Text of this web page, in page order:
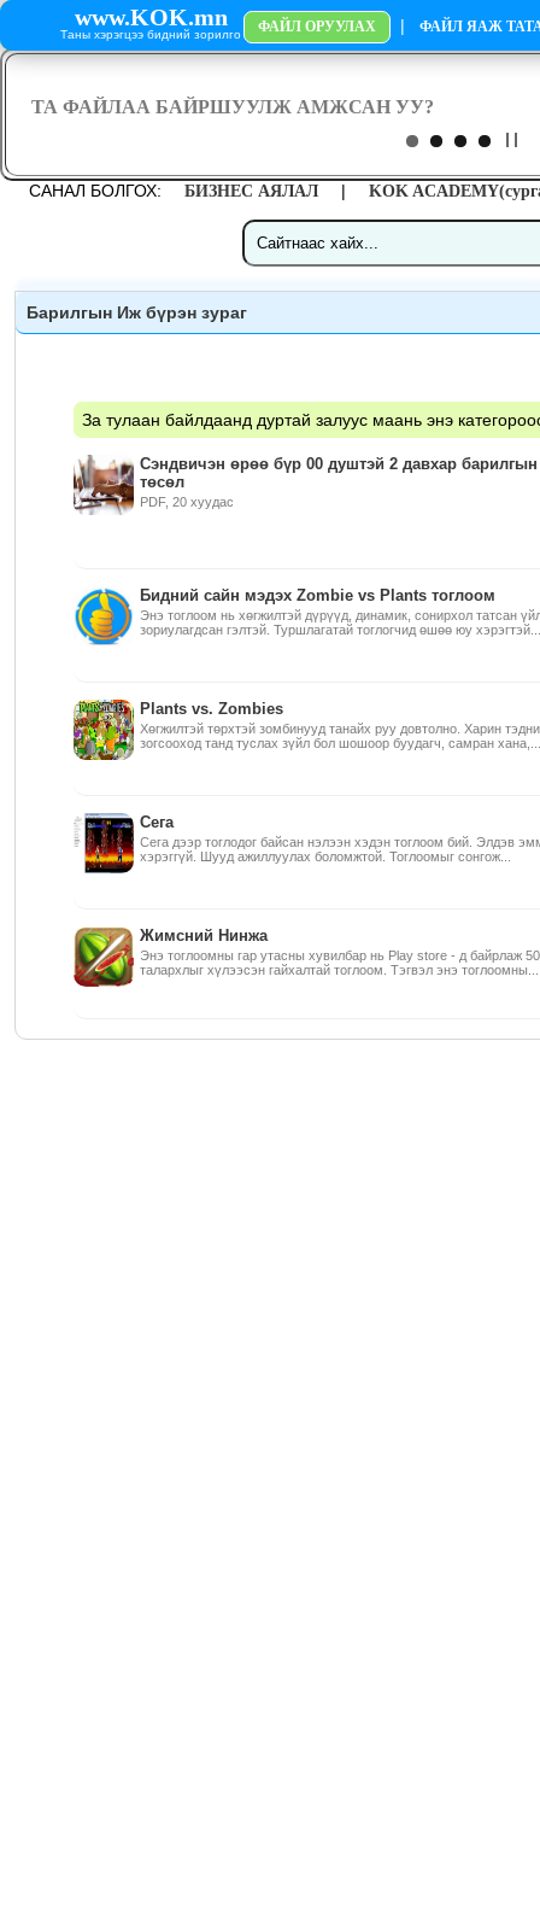
www.KOK.mn
Таны хэрэгцээ бидний зорилго ФАЙЛ ОРУУЛАХ | ФАЙЛ ЯАЖ
САНАЛ БОЛГОХ: БИЗНЕС АЯЛАЛ | KOK
Барилгын Иж бүрэн зураг
За тулаан байлдаанд дуртай залуус маань энэ
Сэндвичэн өрөө бүр 00 душтэй 2 давхар барилгын
төсөл
PDF, 20 хуудас
Бидний сайн мэдэх Zombie vs Plants тоглоом
Энэ тоглоом нь хөгжилтэй дүрүүд, динамик, сонирхол татсан
зориулагдсан гэлтэй. Туршлагатай тоглогчид өшөө юу хэрэгтэй...
Plants vs. Zombies
Хөгжилтэй төрхтэй зомбинууд танайх руу довтолно. Харин
зогсооход танд туслах зүйл бол шошоор буудагч, самран хана,...
Сега
Сега дээр тоглодог байсан нэлээн хэдэн тоглоом бий. Элдэв
хэрэггүй. Шууд ажиллуулах боломжтой. Тоглоомыг сонгож...
Жимсний Нинжа
Энэ тоглоомны гар утасны хувилбар нь Play store - д байрлаж
талархлыг хүлээсэн гайхалтай тоглоом. Тэгвэл энэ тоглоомны...